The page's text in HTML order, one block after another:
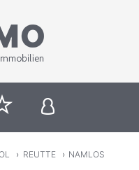
› REUTTE › NAMLOS